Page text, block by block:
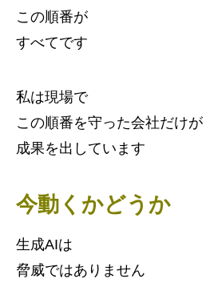
この順番が
すべてです
私は現場で
この順番を守った会社だけが
成果を出しています
今動くかどうか
生成AIは
脅威ではありません